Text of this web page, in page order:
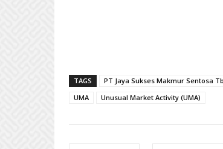
TAGS PT Jaya Sukses Makmur Sentosa
UMA
Unusual Market Activity (UMA)